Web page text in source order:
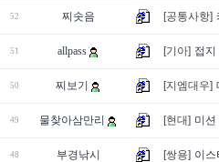
52 찌솟음 [공통사항]
51 allpass [기아] 접지
50 찌보기 [지엠대우]
49 물찾아삼만리 [현대] 미션
48 부경낚시 [쌍용] 이